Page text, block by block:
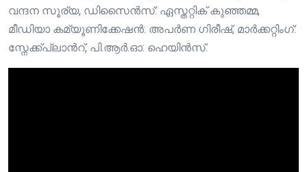
വന്ദന സൂര്യ, ഡിസൈൻസ്: ഏസ്തറ്റിക് കുഞ്ഞമ്മ,
മീഡിയാ കമ്യൂണിക്കേഷൻ: അപർണ ഗിരീഷ്, മാർക്കറ്റിംഗ്:
സ്നേക്ക്പ്ലാന്‍റ്, പി.ആർ.ഓ: ഹെയിൻസ്.